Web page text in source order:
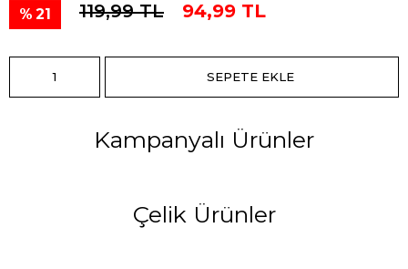
21 119,99 TL 94,99 TL
Kampanyalı Ürünler
Çelik Ürünler